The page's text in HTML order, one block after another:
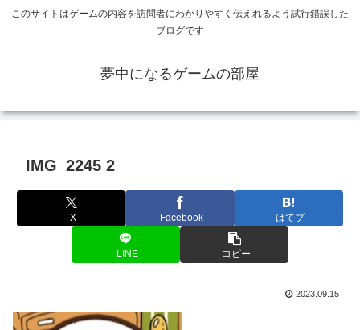
このサイトはゲームの内容を訪問者にわかりやすく伝えれるよう試行錯誤した
ブログです
夢中になるゲームの部屋
IMG_2245 2
X Facebook はてブ
LINE コピー
2023.09.15